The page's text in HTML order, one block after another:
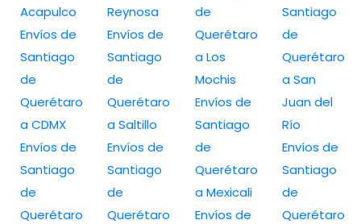
Acapulco
Envíos de
Santiago
de
Querétaro
a CDMX
Envíos de
Santiago
de
Querétaro
Reynosa
Envíos de
Santiago
de
Querétaro
a Saltillo
Envíos de
Santiago
de
Querétaro
de
Querétaro
a Los
Mochis
Envíos de
Santiago
de
Querétaro
a Mexicali
Envíos de
Santiago
de
Querétaro
a San
Juan del
Río
Envíos de
Santiago
de
Querétaro